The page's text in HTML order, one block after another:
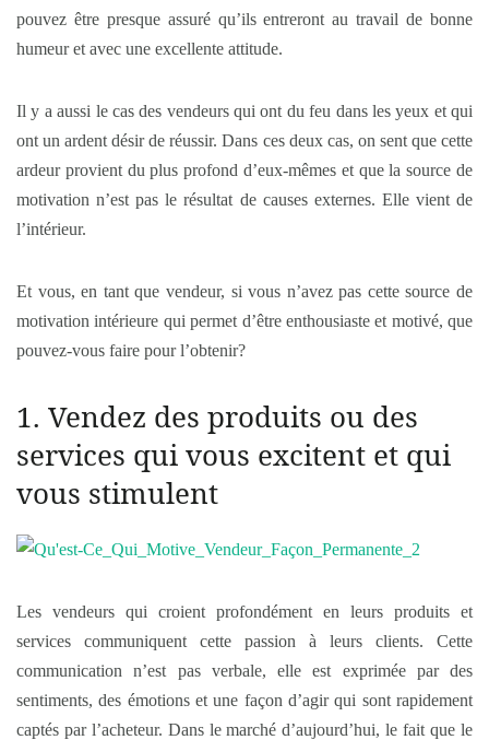
pouvez être presque assuré qu’ils entreront au travail de bonne
humeur et avec une excellente attitude.
Il y a aussi le cas des vendeurs qui ont du feu dans les yeux et qui
ont un ardent désir de réussir. Dans ces deux cas, on sent que cette
ardeur provient du plus profond d’eux-mêmes et que la source de
motivation n’est pas le résultat de causes externes. Elle vient de
l’intérieur.
Et vous, en tant que vendeur, si vous n’avez pas cette source de
motivation intérieure qui permet d’être enthousiaste et motivé, que
pouvez-vous faire pour l’obtenir?
1. Vendez des produits ou des
services qui vous excitent et qui
vous stimulent
Les vendeurs qui croient profondément en leurs produits et
services communiquent cette passion à leurs clients. Cette
communication n’est pas verbale, elle est exprimée par des
sentiments, des émotions et une façon d’agir qui sont rapidement
captés par l’acheteur. Dans le marché d’aujourd’hui, le fait que le